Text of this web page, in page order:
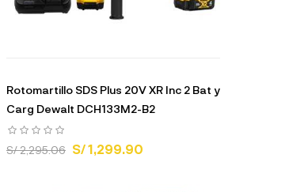
Rotomartillo SDS Plus 20V XR Inc 2 Bat y
Carg Dewalt DCH133M2-B2
S/ 2,295.06 S/ 1,299.90